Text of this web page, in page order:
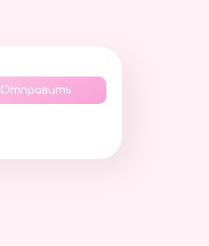
Отправить